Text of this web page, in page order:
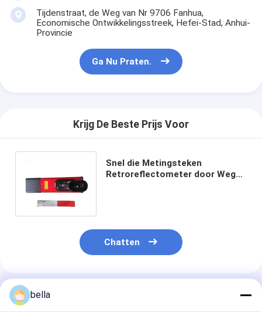
Tijdenstraat, de Weg van Nr 9706 Fanhua,
Economische Ontwikkelingsstreek, Hefei-Stad, Anhui-
Provincie
Ga Nu Praten.
Krijg De Beste Prijs Voor
Snel die Metingsteken
Retroreflectometer door Weg
Chatten
Geadviseerde Producten
bella